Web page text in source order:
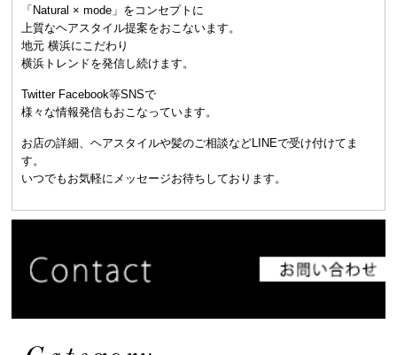
「Natural × mode」をコンセプトに
上質なヘアスタイル提案をおこないます。
地元 横浜にこだわり
横浜トレンドを発信し続けます。
Twitter Facebook等SNSで
様々な情報発信もおこなっています。
お店の詳細、ヘアスタイルや髪のご相談などLINEで受け付けてま
す。
いつでもお気軽にメッセージお待ちしております。